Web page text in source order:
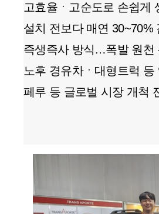
고효율ㆍ고순도로 손쉽게
설치 전보다 매연 30~70%
즉생즉사 방식…폭발 원천
노후 경유차ㆍ대형트럭 등
페루 등 글로벌 시장 개척